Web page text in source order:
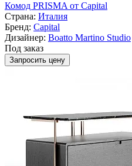
Комод PRISMA от Capital
Страна: Италия
Бренд: Capital
Дизайнер: Boatto Martino Studio
Под заказ
Запросить цену